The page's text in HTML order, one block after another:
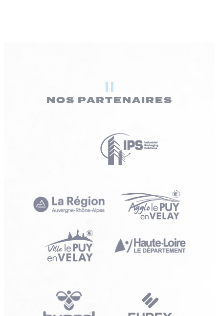
NOS PARTENAIRES